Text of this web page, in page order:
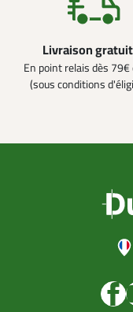
Livraison
En point relais dès 79€
(sous conditions